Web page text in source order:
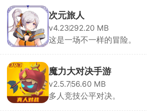
次元旅人
v4.23292.20 MB
这是一场不一样的冒险。
魔力大对决手游
v2.5.756.60 MB
多人竞技公平对决。